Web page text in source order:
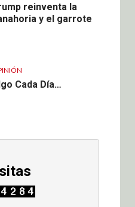
reinventa la
y el garrote
Cada Día…